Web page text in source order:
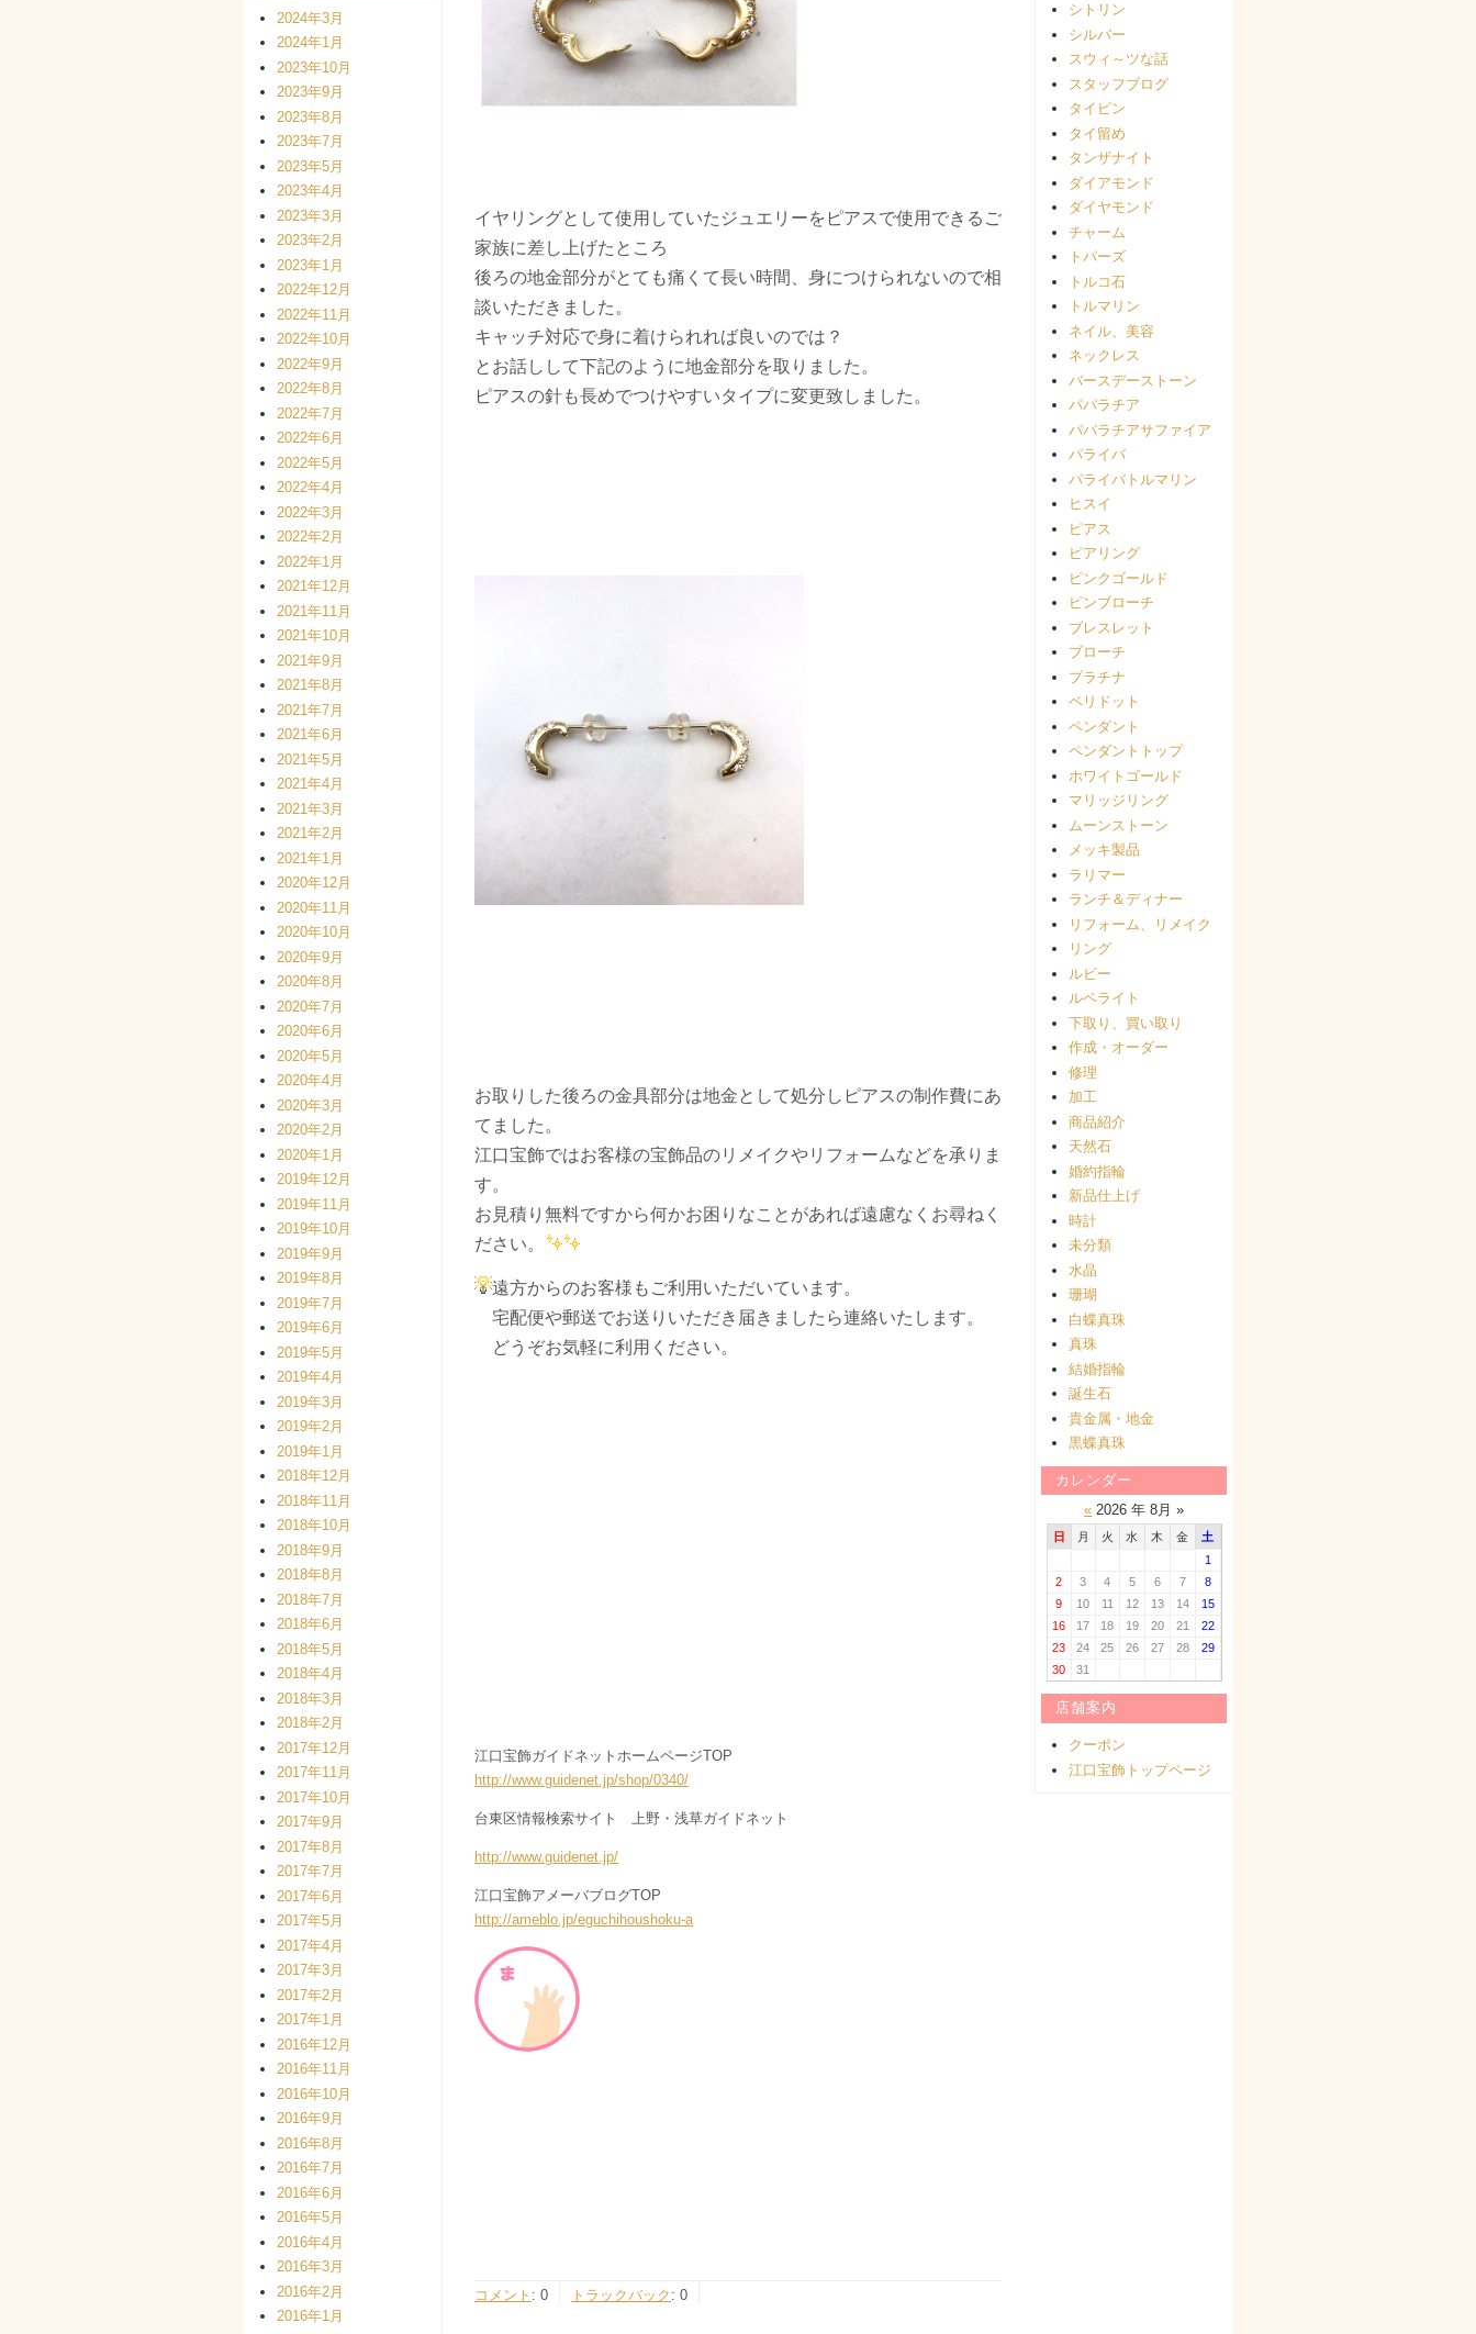
イヤリングとして使用していたジュエリーをピアスで使用できるご
家族に差し上げたところ
後ろの地金部分がとても痛くて長い時間、身につけられないので相
談いただきました。
キャッチ対応で身に着けられれば良いのでは？
とお話しして下記のように地金部分を取りました。
ピアスの針も長めでつけやすいタイプに変更致しました。
お取りした後ろの金具部分は地金として処分しピアスの制作費にあ
てました。
江口宝飾ではお客様の宝飾品のリメイクやリフォームなどを承りま
す。
お見積り無料ですから何かお困りなことがあれば遠慮なくお尋ねく
ださい。
遠方からのお客様もご利用いただいています。
宅配便や郵送でお送りいただき届きましたら連絡いたします。
どうぞお気軽に利用ください。
江口宝飾ガイドネットホームページTOP
http://www.guidenet.jp/shop/0340/
台東区情報検索サイト 上野・浅草ガイドネット
http://www.guidenet.jp/
江口宝飾アメーバブログTOP
http://ameblo.jp/eguchihoushoku-a
コメント : 0 トラックバック : 0
2024年3月
2024年1月
2023年10月
2023年9月
2023年8月
2023年7月
2023年5月
2023年4月
2023年3月
2023年2月
2023年1月
2022年12月
2022年11月
2022年10月
2022年9月
2022年8月
2022年7月
2022年6月
2022年5月
2022年4月
2022年3月
2022年2月
2022年1月
2021年12月
2021年11月
2021年10月
2021年9月
2021年8月
2021年7月
2021年6月
2021年5月
2021年4月
2021年3月
2021年2月
2021年1月
2020年12月
2020年11月
2020年10月
2020年9月
2020年8月
2020年7月
2020年6月
2020年5月
2020年4月
2020年3月
2020年2月
2020年1月
2019年12月
2019年11月
2019年10月
2019年9月
2019年8月
2019年7月
2019年6月
2019年5月
2019年4月
2019年3月
2019年2月
2019年1月
2018年12月
2018年11月
2018年10月
2018年9月
2018年8月
2018年7月
2018年6月
2018年5月
2018年4月
2018年3月
2018年2月
2017年12月
2017年11月
2017年10月
2017年9月
2017年8月
2017年7月
2017年6月
2017年5月
2017年4月
2017年3月
2017年2月
2017年1月
2016年12月
2016年11月
2016年10月
2016年9月
2016年8月
2016年7月
2016年6月
2016年5月
2016年4月
2016年3月
2016年2月
2016年1月
シトリン
シルバー
スウィ～ツな話
スタッフブログ
タイピン
タイ留め
タンザナイト
ダイアモンド
ダイヤモンド
チャーム
トパーズ
トルコ石
トルマリン
ネイル、美容
ネックレス
バースデーストーン
パパラチア
パパラチアサファイア
パライバ
パライバトルマリン
ヒスイ
ピアス
ピアリング
ピンクゴールド
ピンブローチ
ブレスレット
ブローチ
プラチナ
ペリドット
ペンダント
ペンダントトップ
ホワイトゴールド
マリッジリング
ムーンストーン
メッキ製品
ラリマー
ランチ＆ディナー
リフォーム、リメイク
リング
ルビー
ルベライト
下取り、買い取り
作成・オーダー
修理
加工
商品紹介
天然石
婚約指輪
新品仕上げ
時計
未分類
水晶
珊瑚
白蝶真珠
真珠
結婚指輪
誕生石
貴金属・地金
黒蝶真珠
カレンダー
« 2026 年 8月 »
日 月 火 水 木 金
土
1
2
3 4 5 6 7
8
9
10 11 12 13 14
15
16
17 18 19 20 21
22
23
24 25 26 27 28
29
30
31
店舗案内
クーポン
江口宝飾トップページ